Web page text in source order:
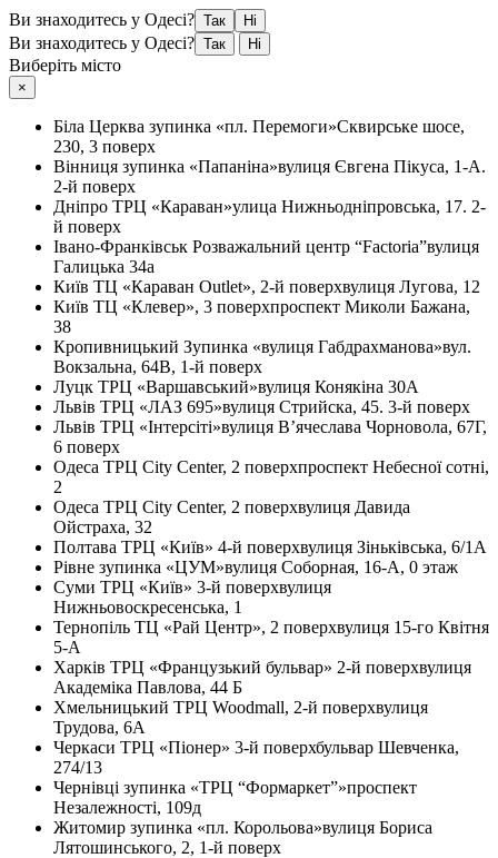
Ви знаходитесь у Одесі? Так Ні
Ви знаходитесь у Одесі? Так Ні
Виберіть місто
×
Біла Церква зупинка «пл. Перемоги»Сквирське шосе,
230, 3 поверх
Вінниця зупинка «Папаніна»вулиця Євгена Пікуса, 1-А.
2-й поверх
Дніпро ТРЦ «Караван»улица Нижньодніпровська, 17. 2-
й поверх
Івано-Франківськ Розважальний центр “Factoria”вулиця
Галицька 34а
Київ ТЦ «Караван Outlet», 2-й поверхвулиця Лугова, 12
Київ ТЦ «Клевер», 3 поверхпроспект Миколи Бажана,
38
Кропивницький Зупинка «вулиця Габдрахманова»вул.
Вокзальна, 64В, 1-й поверх
Луцк ТРЦ «Варшавський»вулиця Конякіна 30А
Львів ТРЦ «ЛАЗ 695»вулиця Стрийска, 45. 3-й поверх
Львів ТРЦ «Інтерсіті»вулиця В’ячеслава Чорновола, 67Г,
6 поверх
Одеса ТРЦ City Center, 2 поверхпроспект Небесної сотні,
2
Одеса ТРЦ City Center, 2 поверхвулиця Давида
Ойстраха, 32
Полтава ТРЦ «Київ» 4-й поверхвулиця Зіньківська, 6/1А
Рівне зупинка «ЦУМ»вулиця Соборная, 16-А, 0 этаж
Суми ТРЦ «Київ» 3-й поверхвулиця
Нижньовоскресенська, 1
Тернопіль ТЦ «Рай Центр», 2 поверхвулиця 15-го Квітня
5-А
Харків ТРЦ «Французький бульвар» 2-й поверхвулиця
Академіка Павлова, 44 Б
Хмельницький ТРЦ Woodmall, 2-й поверхвулиця
Трудова, 6А
Черкаси ТРЦ «Піонер» 3-й поверхбульвар Шевченка,
274/13
Чернівці зупинка «ТРЦ “Формаркет”»проспект
Незалежності, 109д
Житомир зупинка «пл. Корольова»вулиця Бориса
Лятошинського, 2, 1-й поверх